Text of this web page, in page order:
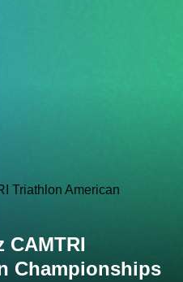
CAMTRI
Championships